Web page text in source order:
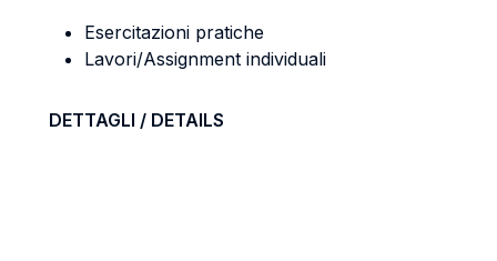
Esercitazioni pratiche
Lavori/Assignment individuali
DETTAGLI / DETAILS